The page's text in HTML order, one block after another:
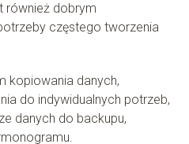
również dobrym
częstego tworzenia
kopiowania danych,
do indywidualnych potrzeb,
danych do backupu,